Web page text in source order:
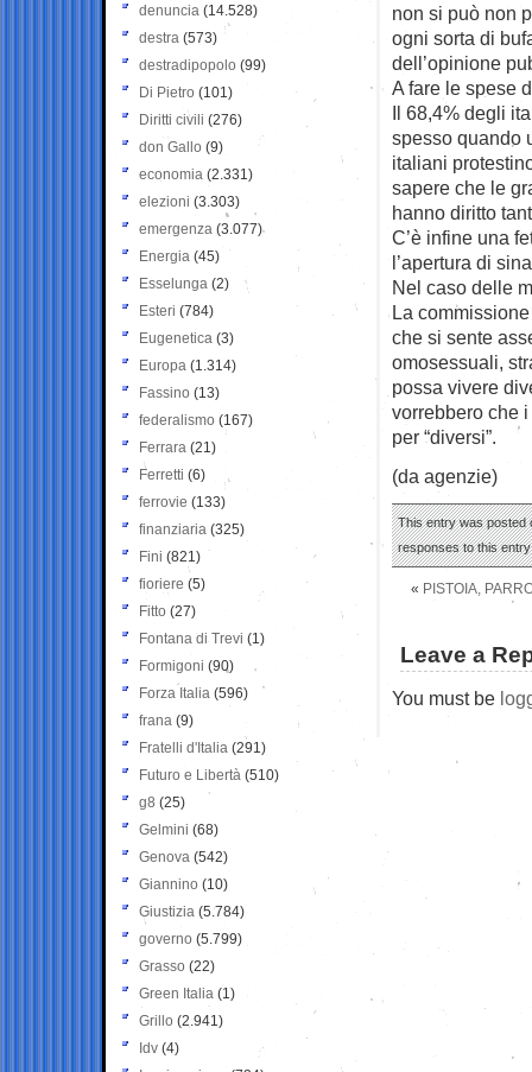
non si può non
ogni sorta di
dell’opinione
A fare le spese
Il 68,4% degli
spesso quando
italiani
sapere che le
hanno diritto
C’è infine una
l’apertura di
Nel caso delle
La
che si sente
omosessuali,
possa vivere
vorrebbero che i
per “diversi”.
(da agenzie)
This entry was posted
responses to this
« PISTOIA,
Leave a
You must be
denuncia (14.528)
destra (573)
destradipopolo (99)
Di Pietro (101)
Diritti civili (276)
don Gallo (9)
economia (2.331)
elezioni (3.303)
emergenza (3.077)
Energia (45)
Esselunga (2)
Esteri (784)
Eugenetica (3)
Europa (1.314)
Fassino (13)
federalismo (167)
Ferrara (21)
Ferretti (6)
ferrovie (133)
finanziaria (325)
Fini (821)
fioriere (5)
Fitto (27)
Fontana di Trevi (1)
Formigoni (90)
Forza Italia (596)
frana (9)
Fratelli d'Italia (291)
Futuro e Libertà (510)
g8 (25)
Gelmini (68)
Genova (542)
Giannino (10)
Giustizia (5.784)
governo (5.799)
Grasso (22)
Green Italia (1)
Grillo (2.941)
Idv (4)